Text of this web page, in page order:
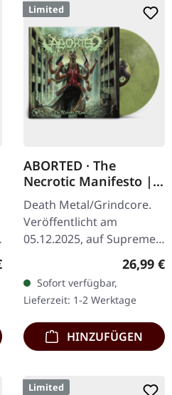
Preis:
Limited
ABORTED · The
Necrotic Manifesto |
TRANSPARENT
LIME/BLACK MARBLED
LP
Death Metal/Grindcore.
Veröffentlicht am
05.12.2025, auf Supreme
Grüngelb/Schwarz "Evil
Slime" marmoriertes
Vinyl.…
26,99 €
Sofort verfügbar,
Lieferzeit: 1-2 Werktage
HINZUFÜGEN
Limited